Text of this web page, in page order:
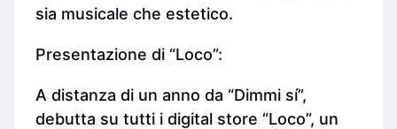
sia musicale che estetico.
Presentazione di “Loco”:
A distanza di un anno da “Dimmi sí”,
debutta su tutti i digital store “Loco”, un